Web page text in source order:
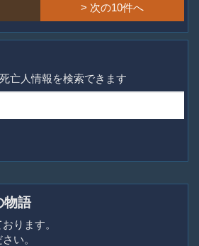
> 次の10件へ
亡人情報を検索できます
物語
ります。
い。